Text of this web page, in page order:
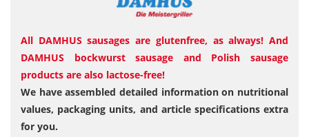
All DAMHUS sausages are glutenfree, as always! And
DAMHUS bockwurst sausage and Polish sausage
products are also lactose-free!
We have assembled detailed information on nutritional
values, packaging units, and article specifications extra
for you.